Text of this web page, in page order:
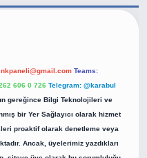
Teams:
606 0 726 Telegram: @karabul
gereğince Bilgi Teknolojileri ve
bir Yer Sağlayıcı olarak hizmet
proaktif olarak denetleme veya
Ancak, üyelerimiz yazdıkları